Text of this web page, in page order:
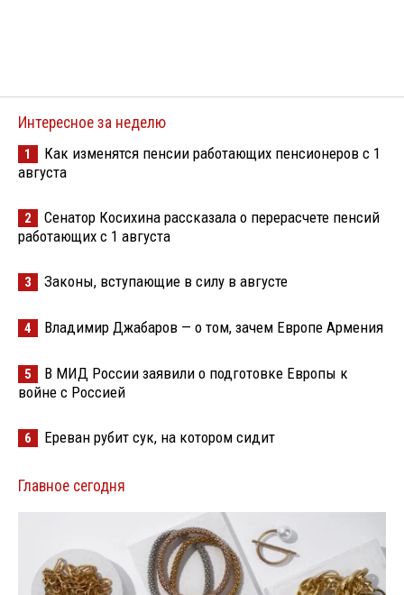
Интересное за неделю
1
Как изменятся пенсии работающих пенсионеров с 1
августа
2
Сенатор Косихина рассказала о перерасчете пенсий
работающих с 1 августа
3 Законы, вступающие в силу в августе
4 Владимир Джабаров — о том, зачем Европе Армения
5
В МИД России заявили о подготовке Европы к
войне с Россией
6 Ереван рубит сук, на котором сидит
Главное сегодня